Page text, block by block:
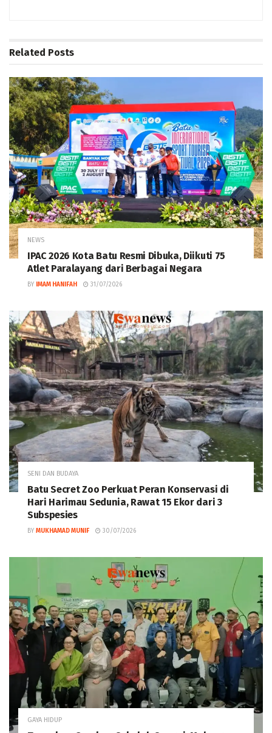
Related Posts
NEWS
IPAC 2026 Kota Batu Resmi Dibuka, Diikuti 75
Atlet Paralayang dari Berbagai Negara
BY IMAM HANIFAH 31/07/2026
SENI DAN BUDAYA
‎Batu Secret Zoo Perkuat Peran Konservasi di
Hari Harimau Sedunia, Rawat 15 Ekor dari 3
Subspesies
BY MUKHAMAD MUNIF 30/07/2026
GAYA HIDUP